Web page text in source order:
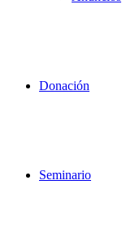
Donación
Seminario